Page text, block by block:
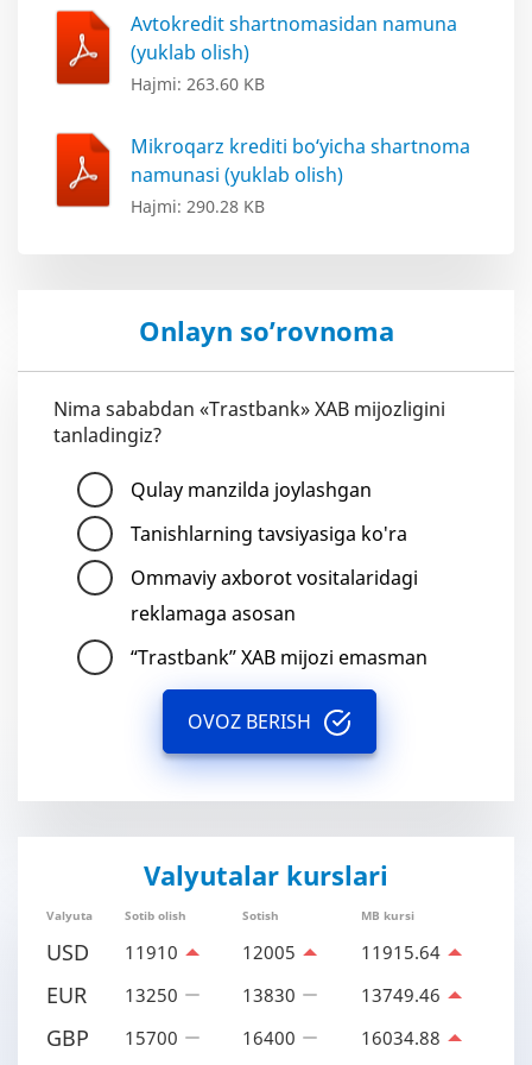
Avtokredit shartnomasidan namuna
(yuklab olish)
Hajmi: 263.60 KB
Mikroqarz krediti bo‘yicha shartnoma
namunasi (yuklab olish)
Hajmi: 290.28 KB
Onlayn so’rovnoma
Nima sababdan «Trastbank» XAB mijozligini
tanladingiz?
Qulay manzilda joylashgan
Tanishlarning tavsiyasiga ko'ra
Ommaviy axborot vositalaridagi
reklamaga asosan
“Trastbank” XAB mijozi emasman
OVOZ BERISH
Valyutalar kurslari
Valyuta Sotib olish Sotish MB kursi
USD 11910 12005 11915.64
EUR 13250 13830 13749.46
GBP 15700 16400 16034.88